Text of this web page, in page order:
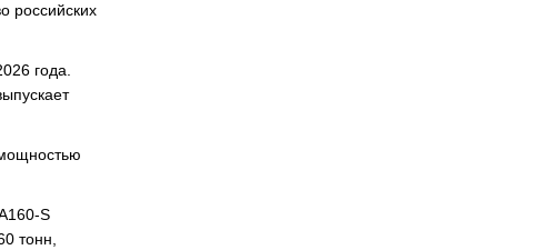
российских
года.
S
тонн,